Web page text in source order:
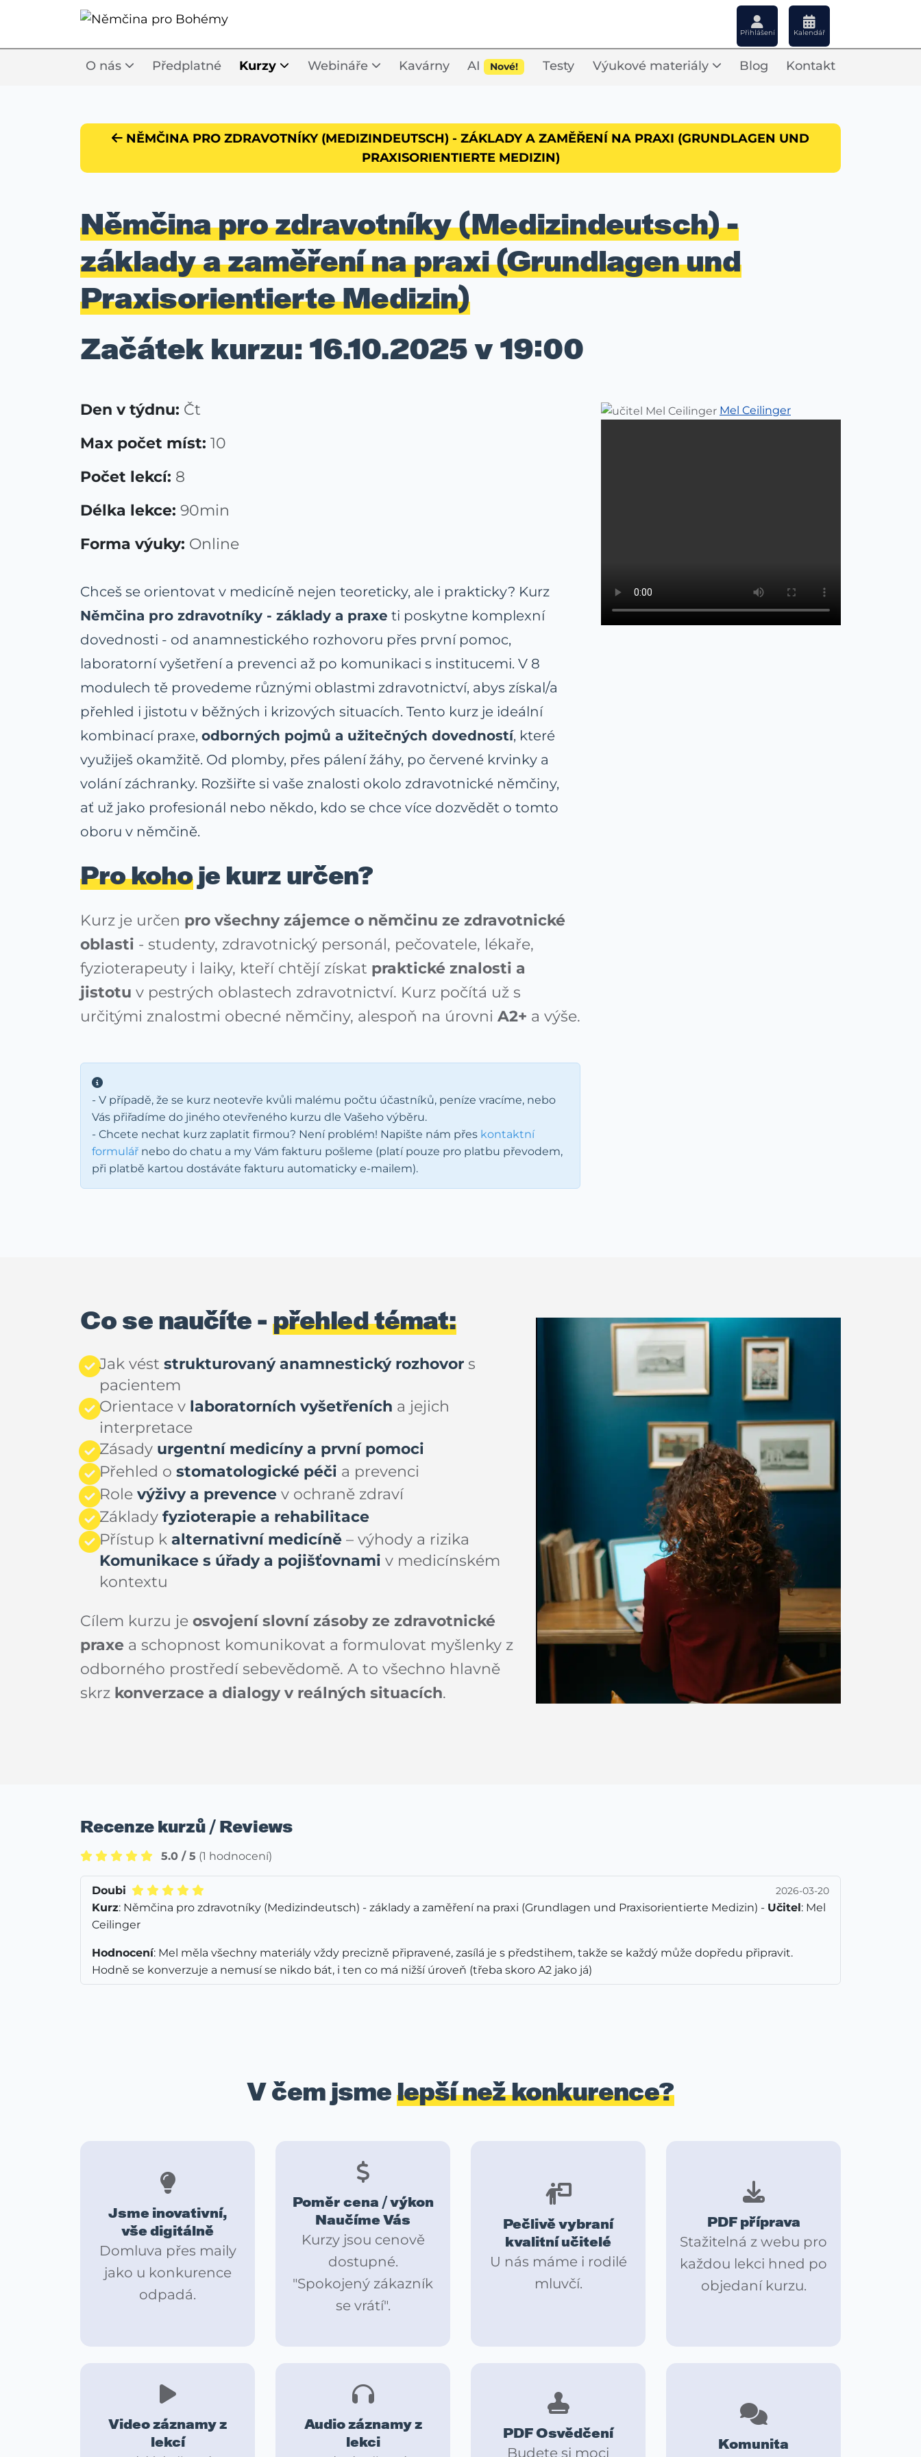
Přihlášení Kalendář
O nás Předplatné Kurzy Webináře Kavárny AI Nové! Testy Výukové materiály Blog Kontakt
NĚMČINA PRO ZDRAVOTNÍKY (MEDIZINDEUTSCH) - ZÁKLADY A ZAMĚŘENÍ NA PRAXI (GRUNDLAGEN UND
PRAXISORIENTIERTE MEDIZIN)
Němčina pro zdravotníky (Medizindeutsch) -
základy a zaměření na praxi (Grundlagen und
Praxisorientierte Medizin)
Začátek kurzu: 16.10.2025 v 19:00
Den v týdnu: Čt
Max počet míst: 10
Počet lekcí: 8
Délka lekce: 90min
Forma výuky: Online
Chceš se orientovat v medicíně nejen teoreticky, ale i prakticky? Kurz
Němčina pro zdravotníky - základy a praxe ti poskytne komplexní
dovednosti - od anamnestického rozhovoru přes první pomoc,
laboratorní vyšetření a prevenci až po komunikaci s institucemi. V 8
modulech tě provedeme různými oblastmi zdravotnictví, abys získal/a
přehled i jistotu v běžných i krizových situacích. Tento kurz je ideální
kombinací praxe, odborných pojmů a užitečných dovedností, které
využiješ okamžitě. Od plomby, přes pálení žáhy, po červené krvinky a
volání záchranky. Rozšiřte si vaše znalosti okolo zdravotnické němčiny,
ať už jako profesionál nebo někdo, kdo se chce více dozvědět o tomto
oboru v němčině.
Pro kohoje kurz určen?
Kurz je určen pro všechny zájemce o němčinu ze zdravotnické
oblasti - studenty, zdravotnický personál, pečovatele, lékaře,
fyzioterapeuty i laiky, kteří chtějí získat praktické znalosti a
jistotu v pestrých oblastech zdravotnictví. Kurz počítá už s
určitými znalostmi obecné němčiny, alespoň na úrovni A2+ a výše.
- V případě, že se kurz neotevře kvůli malému počtu účastníků, peníze vracíme, nebo
Vás přiřadíme do jiného otevřeného kurzu dle Vašeho výběru.
- Chcete nechat kurz zaplatit firmou? Není problém! Napište nám přes kontaktní
formulář nebo do chatu a my Vám fakturu pošleme (platí pouze pro platbu převodem,
při platbě kartou dostáváte fakturu automaticky e-mailem).
Mel Ceilinger
Co se naučíte - přehled témat:
Jak vést strukturovaný anamnestický rozhovor s
pacientem
Orientace v laboratorních vyšetřeních a jejich
interpretace
Zásady urgentní medicíny a první pomoci
Přehled o stomatologické péči a prevenci
Role výživy a prevence v ochraně zdraví
Základy fyzioterapie a rehabilitace
Přístup k alternativní medicíně – výhody a rizika
Komunikace s úřady a pojišťovnami v medicínském
kontextu
Cílem kurzu je osvojení slovní zásoby ze zdravotnické
praxe a schopnost komunikovat a formulovat myšlenky z
odborného prostředí sebevědomě. A to všechno hlavně
skrz konverzace a dialogy v reálných situacích.
Recenze kurzů / Reviews
5.0 / 5 (1 hodnocení)
Doubi 2026-03-20
Kurz: Němčina pro zdravotníky (Medizindeutsch) - základy a zaměření na praxi (Grundlagen und Praxisorientierte Medizin) - Učitel: Mel
Ceilinger
Hodnocení: Mel měla všechny materiály vždy precizně připravené, zasílá je s předstihem, takže se každý může dopředu připravit.
Hodně se konverzuje a nemusí se nikdo bát, i ten co má nižší úroveň (třeba skoro A2 jako já)
V čem jsmelepší než konkurence?
Jsme inovativní,
vše digitálně
Domluva přes maily
jako u konkurence
odpadá.
Poměr cena / výkon
Naučíme Vás
Kurzy jsou cenově
dostupné.
"Spokojený zákazník
se vrátí".
Pečlivě vybraní
kvalitní učitelé
U nás máme i rodilé
mluvčí.
PDF příprava
Stažitelná z webu pro
každou lekci hned po
objedaní kurzu.
Video záznamy z
lekcí
Audio záznamy z
lekci
PDF Osvědčení
Budete si moci
Komunita